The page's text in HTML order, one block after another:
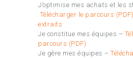
J’optimise mes achats et les
Télécharger le parcours (PDF)
extraits
Je constitue mes équipes –
parcours (PDF)
Je gère mes équipes –